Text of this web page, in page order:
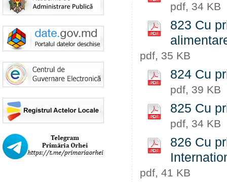
pdf, 34 KB
823 Cu
pdf, 35 KB
824 Cu
pdf, 39 KB
825 Cu
pdf, 34 KB
826 Cu
pdf, 41 KB